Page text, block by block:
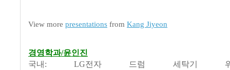
View more presentations from Kang Jiyeon
경영학과/윤인진
국내: LG전자 드럼 세탁기